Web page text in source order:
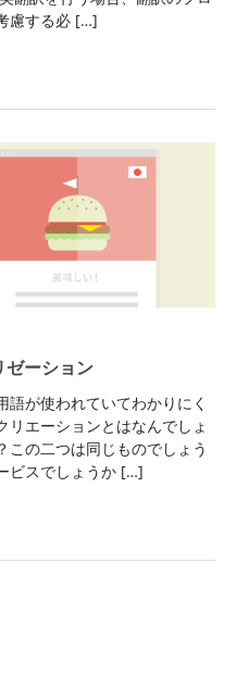
慮する必 […]
ゼーション
が使われていてわかりにく
リエーションとはなんでしょ
この二つは同じものでしょう
ビスでしょうか […]